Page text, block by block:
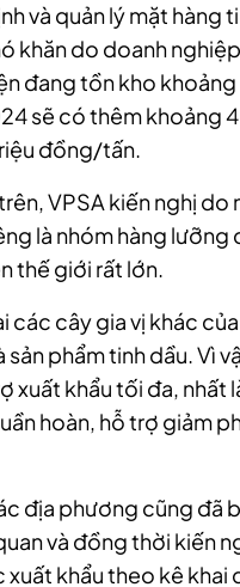
và quản lý mặt hàng
khăn do doanh
đang tồn kho
sẽ có thêm khoảng
đồng/tấn.
VPSA kiến nghị do
là nhóm hàng
thế giới rất lớn.
các cây gia vị khác
sản phẩm tinh dầu. Vì
xuất khẩu tối đa, nhất
hoàn, hỗ trợ giảm
địa phương cũng đã
và đồng thời kiến
khẩu theo kê